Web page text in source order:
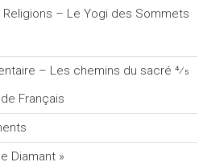
– Le Yogi des Sommets
– Les chemins du sacré 4⁄5
Français
Diamant »